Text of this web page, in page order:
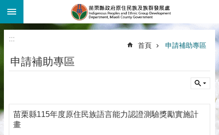
跳到主要內容區塊
:::
首頁 申請補助專區
申請補助專區
苗栗縣115年度原住民族語言能力認證測驗獎勵實施計
畫